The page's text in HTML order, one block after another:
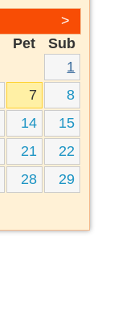
>
Pet
Sub
1
7
8
14
15
21
22
28
29